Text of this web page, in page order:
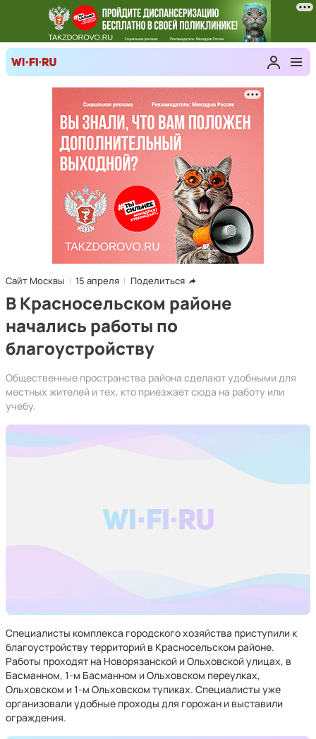
Сайт Москвы 15 апреля Поделиться
В Красносельском районе
начались работы по
благоустройству
Общественные пространства района сделают удобными для
местных жителей и тех, кто приезжает сюда на работу или
учебу.
Специалисты комплекса городского хозяйства приступили к
благоустройству территорий в Красносельском районе.
Работы проходят на Новорязанской и Ольховской улицах, в
Басманном, 1-м Басманном и Ольховском переулках,
Ольховском и 1-м Ольховском тупиках. Специалисты уже
организовали удобные проходы для горожан и выставили
ограждения.